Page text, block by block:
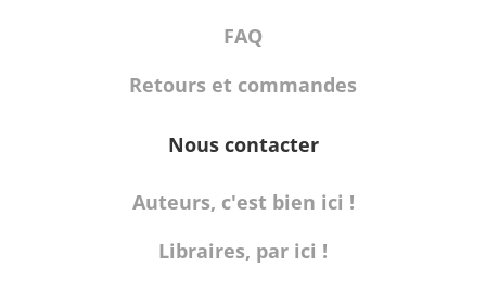
FAQ
Retours et commandes
Nous contacter
Auteurs, c'est bien ici !
Libraires, par ici !